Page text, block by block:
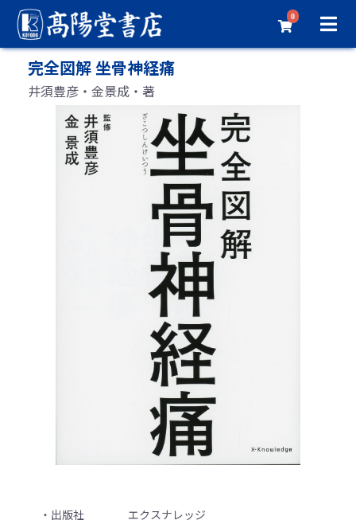
0
完全図解 坐骨神経痛
井須豊彦・金景成・著
出版社
エクスナレッジ